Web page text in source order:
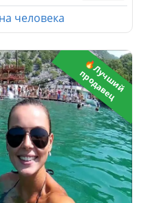
на человека
🔥
Л
у
ч
ш
и
й
п
р
о
д
а
в
е
ц